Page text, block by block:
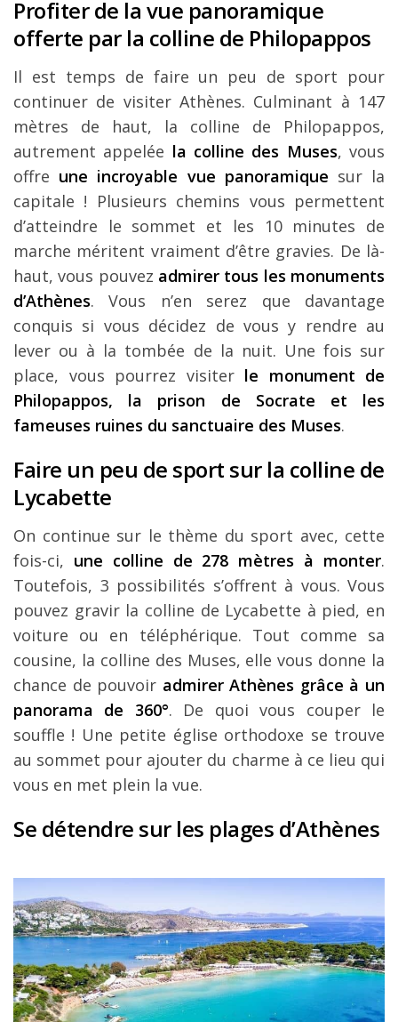
Profiter de la vue panoramique
offerte par la colline de Philopappos
Il est temps de faire un peu de sport pour
continuer de visiter Athènes. Culminant à 147
mètres de haut, la colline de Philopappos,
autrement appelée la colline des Muses, vous
offre une incroyable vue panoramique sur la
capitale ! Plusieurs chemins vous permettent
d’atteindre le sommet et les 10 minutes de
marche méritent vraiment d’être gravies. De là-
haut, vous pouvez admirer tous les monuments
d’Athènes. Vous n’en serez que davantage
conquis si vous décidez de vous y rendre au
lever ou à la tombée de la nuit. Une fois sur
place, vous pourrez visiter le monument de
Philopappos, la prison de Socrate et les
fameuses ruines du sanctuaire des Muses.
Faire un peu de sport sur la colline de
Lycabette
On continue sur le thème du sport avec, cette
fois-ci, une colline de 278 mètres à monter.
Toutefois, 3 possibilités s’offrent à vous. Vous
pouvez gravir la colline de Lycabette à pied, en
voiture ou en téléphérique. Tout comme sa
cousine, la colline des Muses, elle vous donne la
chance de pouvoir admirer Athènes grâce à un
panorama de 360°. De quoi vous couper le
souffle ! Une petite église orthodoxe se trouve
au sommet pour ajouter du charme à ce lieu qui
vous en met plein la vue.
Se détendre sur les plages d’Athènes